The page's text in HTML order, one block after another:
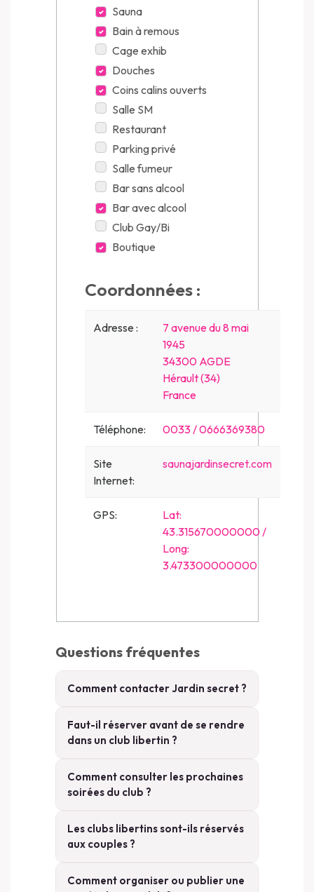
Sauna
Bain à remous
Cage exhib
Douches
Coins calins ouverts
Salle SM
Restaurant
Parking privé
Salle fumeur
Bar sans alcool
Bar avec alcool
Club Gay/Bi
Boutique
Coordonnées :
Adresse :
7 avenue du 8 mai
1945
34300 AGDE
Hérault (34)
France
Téléphone: 0033 / 0666369380
Site
Internet:
saunajardinsecret.com
GPS:
Lat:
43.315670000000 /
Long:
3.473300000000
Questions fréquentes
Comment contacter Jardin secret ?
Faut-il réserver avant de se rendre
dans un club libertin ?
Comment consulter les prochaines
soirées du club ?
Les clubs libertins sont-ils réservés
aux couples ?
Comment organiser ou publier une